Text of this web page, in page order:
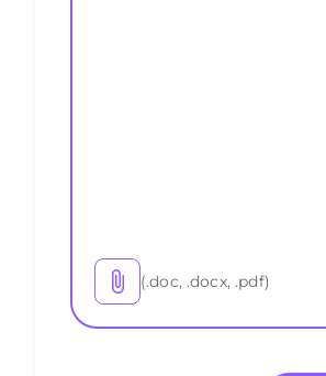
(.doc, .docx, .pdf)